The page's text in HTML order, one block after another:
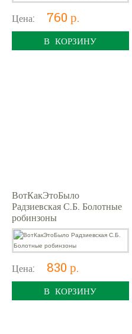
Цена: 760 р.
В КОРЗИНУ
ВотКакЭтоБыло
Радзиевская С.Б. Болотные
робинзоны
Цена: 830 р.
В КОРЗИНУ